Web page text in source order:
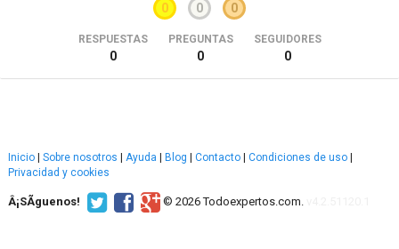
0 0 0
RESPUESTAS
0
PREGUNTAS
0
SEGUIDORES
0
Inicio Sobre nosotros Ayuda Blog Contacto Condiciones de uso
Privacidad y cookies
Â¡SÃ­guenos! © 2026 Todoexpertos.com.